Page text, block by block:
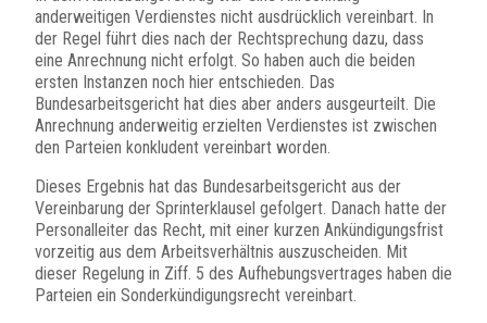
anderweitigen Verdienstes nicht ausdrücklich vereinbart. In
der Regel führt dies nach der Rechtsprechung dazu, dass
eine Anrechnung nicht erfolgt. So haben auch die beiden
ersten Instanzen noch hier entschieden. Das
Bundesarbeitsgericht hat dies aber anders ausgeurteilt. Die
Anrechnung anderweitig erzielten Verdienstes ist zwischen
den Parteien konkludent vereinbart worden.
Dieses Ergebnis hat das Bundesarbeitsgericht aus der
Vereinbarung der Sprinterklausel gefolgert. Danach hatte der
Personalleiter das Recht, mit einer kurzen Ankündigungsfrist
vorzeitig aus dem Arbeitsverhältnis auszuscheiden. Mit
dieser Regelung in Ziff. 5 des Aufhebungsvertrages haben die
Parteien ein Sonderkündigungsrecht vereinbart.